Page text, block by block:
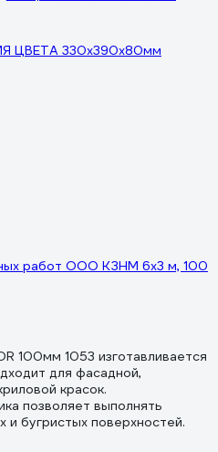
ЦВЕТА 330х390х80мм
работ ООО КЗНМ 6x3 м, 100
100мм 1053 изготавливается
для фасадной,
красок.
позволяет выполнять
бугристых поверхностей.